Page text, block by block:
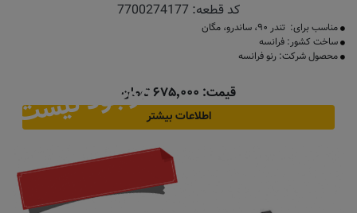
کد قطعه: 7700274177
مناسب برای: تندر ۹۰، ساندرو، مگان
ساخت کشور: فرانسه
محصول شرکت: رنو فرانسه
قیمت: ۶۷۵٬۰۰۰ تومان
اطلاعات بیشترموجود نیست